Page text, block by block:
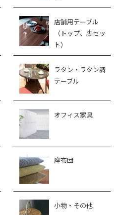
店舗用テーブル
（トップ、脚セッ
ト）
ラタン・ラタン調
テーブル
オフィス家具
座布団
小物・その他